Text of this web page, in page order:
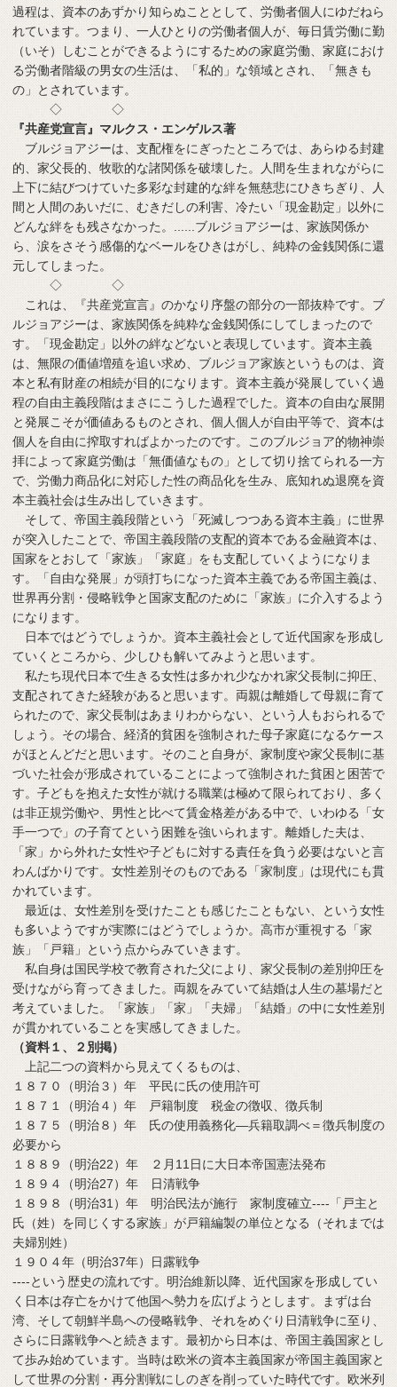
過程は、資本のあずかり知らぬこととして、労働者個人にゆだねら
れています。つまり、一人ひとりの労働者個人が、毎日賃労働に勤
（いそ）しむことができるようにするための家庭労働、家庭におけ
る労働者階級の男女の生活は、「私的」な領域とされ、「無きも
の」とされています。
◇ ◇
『共産党宣言』マルクス・エンゲルス著
ブルジョアジーは、支配権をにぎったところでは、あらゆる封建
的、家父長的、牧歌的な諸関係を破壊した。人間を生まれながらに
上下に結びつけていた多彩な封建的な絆を無慈悲にひきちぎり、人
間と人間のあいだに、むきだしの利害、冷たい「現金勘定」以外に
どんな絆をも残さなかった。......ブルジョアジーは、家族関係か
ら、涙をさそう感傷的なベールをひきはがし、純粋の金銭関係に還
元してしまった。
◇ ◇
これは、『共産党宣言』のかなり序盤の部分の一部抜粋です。ブ
ルジョアジーは、家族関係を純粋な金銭関係にしてしまったので
す。「現金勘定」以外の絆などないと表現しています。資本主義
は、無限の価値増殖を追い求め、ブルジョア家族というものは、資
本と私有財産の相続が目的になります。資本主義が発展していく過
程の自由主義段階はまさにこうした過程でした。資本の自由な展開
と発展こそが価値あるものとされ、個人個人が自由平等で、資本は
個人を自由に搾取すればよかったのです。このブルジョア的物神崇
拝によって家庭労働は「無価値なもの」として切り捨てられる一方
で、労働力商品化に対応した性の商品化を生み、底知れぬ退廃を資
本主義社会は生み出していきます。
そして、帝国主義段階という「死滅しつつある資本主義」に世界
が突入したことで、帝国主義段階の支配的資本である金融資本は、
国家をとおして「家族」「家庭」をも支配していくようになりま
す。「自由な発展」が頭打ちになった資本主義である帝国主義は、
世界再分割・侵略戦争と国家支配のために「家族」に介入するよう
になります。
日本ではどうでしょうか。資本主義社会として近代国家を形成し
ていくところから、少しひも解いてみようと思います。
私たち現代日本で生きる女性は多かれ少なかれ家父長制に抑圧、
支配されてきた経験があると思います。両親は離婚して母親に育て
られたので、家父長制はあまりわからない、という人もおられるで
しょう。その場合、経済的貧困を強制された母子家庭になるケース
がほとんどだと思います。そのこと自身が、家制度や家父長制に基
づいた社会が形成されていることによって強制された貧困と困苦で
す。子どもを抱えた女性が就ける職業は極めて限られており、多く
は非正規労働や、男性と比べて賃金格差がある中で、いわゆる「女
手一つで」の子育てという困難を強いられます。離婚した夫は、
「家」から外れた女性や子どもに対する責任を負う必要はないと言
わんばかりです。女性差別そのものである「家制度」は現代にも貫
かれています。
最近は、女性差別を受けたことも感じたこともない、という女性
も多いようですが実際にはどうでしょうか。高市が重視する「家
族」「戸籍」という点からみていきます。
私自身は国民学校で教育された父により、家父長制の差別抑圧を
受けながら育ってきました。両親をみていて結婚は人生の墓場だと
考えていました。「家族」「家」「夫婦」「結婚」の中に女性差別
が貫かれていることを実感してきました。
（資料１、２別掲）
上記二つの資料から見えてくるものは、
１８７０（明治３）年 平民に氏の使用許可
１８７１（明治４）年 戸籍制度 税金の徴収、徴兵制
１８７５（明治８）年 氏の使用義務化―兵籍取調べ＝徴兵制度の
必要から
１８８９（明治22）年 ２月11日に大日本帝国憲法発布
１８９４（明治27）年 日清戦争
１８９８（明治31）年 明治民法が施行 家制度確立----「戸主と
氏（姓）を同じくする家族」が戸籍編製の単位となる（それまでは
夫婦別姓）
１９０４年（明治37年）日露戦争
----という歴史の流れです。明治維新以降、近代国家を形成してい
く日本は存亡をかけて他国へ勢力を広げようとします。まずは台
湾、そして朝鮮半島への侵略戦争、それをめぐり日清戦争に至り、
さらに日露戦争へと続きます。最初から日本は、帝国主義国家とし
て歩み始めています。当時は欧米の資本主義国家が帝国主義国家と
して世界の分割・再分割戦にしのぎを削っていた時代です。欧米列